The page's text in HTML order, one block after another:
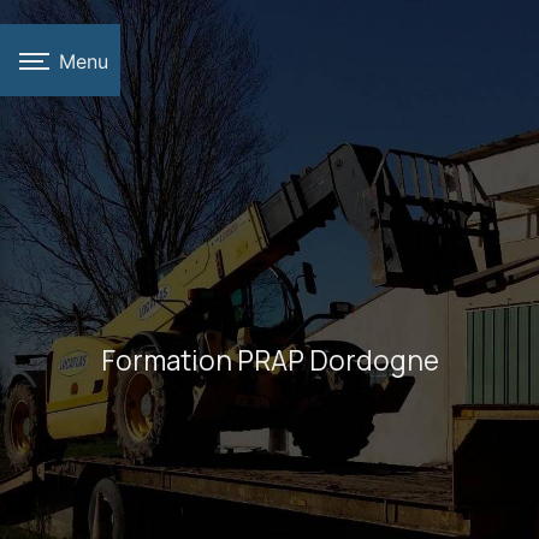
Menu
Formation PRAP Dordogne
Panneau de gestion des cookies